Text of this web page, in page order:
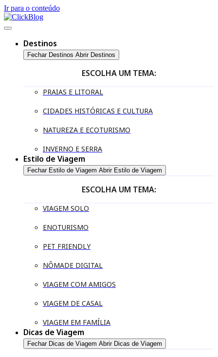
Ir para o conteúdo
Destinos
Fechar Destinos Abrir Destinos
ESCOLHA UM TEMA:
PRAIAS E LITORAL
CIDADES HISTÓRICAS E CULTURA
NATUREZA E ECOTURISMO
INVERNO E SERRA
Estilo de Viagem
Fechar Estilo de Viagem Abrir Estilo de Viagem
ESCOLHA UM TEMA:
VIAGEM SOLO
ENOTURISMO
PET FRIENDLY
NÔMADE DIGITAL
VIAGEM COM AMIGOS
VIAGEM DE CASAL
VIAGEM EM FAMÍLIA
Dicas de Viagem
Fechar Dicas de Viagem Abrir Dicas de Viagem